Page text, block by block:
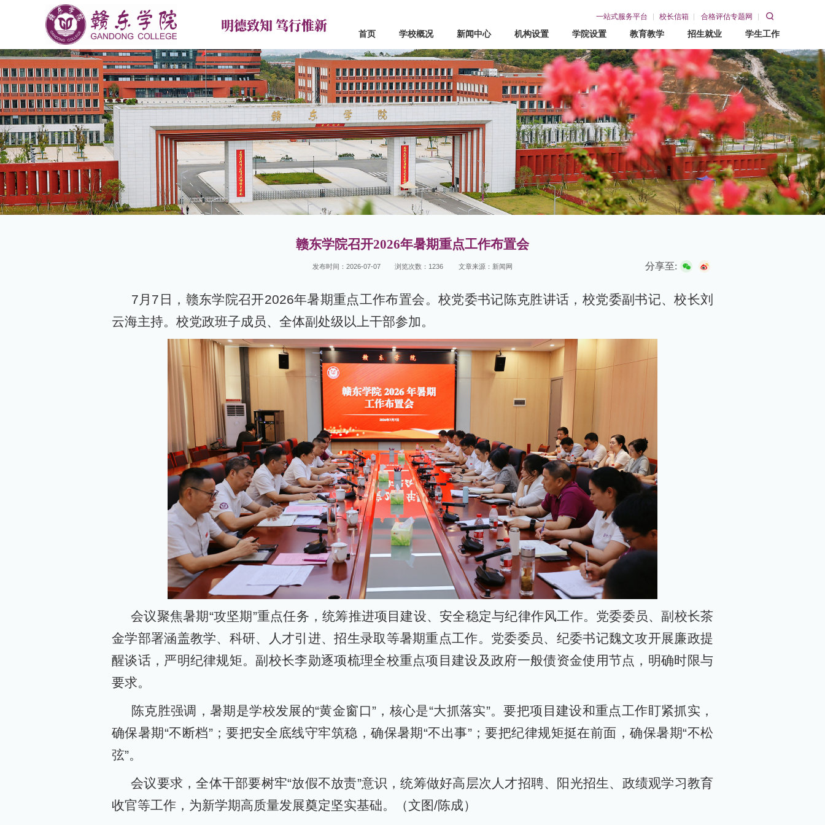
明德致知 笃行惟新 一站式服务平台 校长信箱 合格评估专题网
首页 学校概况 新闻中心 机构设置 学院设置 教育教学 招生就业 学生工作
首页 学校概况
学校简介
学校章程
校训校徽校歌校旗
新闻中心
学校要闻
专题热点
媒体报道
校园传真
合作交流
机构设置
党政部门
群团组织
教学机构
学院设置
信息工程学院
机械与电子工程学院
经济管理学院
人文学院
马克思主义学院
创新创业学院
基础教学部
教育教学
教务网
招生就业
招生网
就业网
学生工作
学工在线
赣东青年
赣东学院召开2026年暑期重点工作布置会
发布时间：2026-07-07 浏览次数： 1236 文章来源：新闻网 分享至:
7月7日，赣东学院召开2026年暑期重点工作布置会。校党委书记陈克胜讲话，校党委副书记、校长刘
云海主持。校党政班子成员、全体副处级以上干部参加。
会议聚焦暑期“攻坚期”重点任务，统筹推进项目建设、安全稳定与纪律作风工作。党委委员、副校长茶
金学部署涵盖教学、科研、人才引进、招生录取等暑期重点工作。党委委员、纪委书记魏文攻开展廉政提
醒谈话，严明纪律规矩。副校长李勋逐项梳理全校重点项目建设及政府一般债资金使用节点，明确时限与
要求。
陈克胜强调，暑期是学校发展的“黄金窗口”，核心是“大抓落实”。要把项目建设和重点工作盯紧抓实，
确保暑期“不断档”；要把安全底线守牢筑稳，确保暑期“不出事”；要把纪律规矩挺在前面，确保暑期“不松
弦”。
会议要求，全体干部要树牢“放假不放责”意识，统筹做好高层次人才招聘、阳光招生、政绩观学习教育
收官等工作，为新学期高质量发展奠定坚实基础。（文图/陈成）